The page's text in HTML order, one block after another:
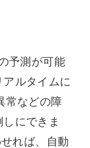
予測が可能
ルタイムに
常などの障
にできま
れば、自動